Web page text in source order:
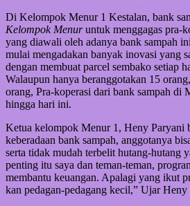
Di Kelompok Menur 1 Kestalan, bank
Kelompok Menuruntuk menggagas pra-
yang diawali oleh adanya bank sampah
mulai mengadakan banyak inovasi yang
dengan membuat parcel sembako setiap
Walaupun hanya beranggotakan 15
orang, Pra-koperasi dari bank sampah di
hingga hari ini.
Ketua kelompok Menur 1, Heny Paryani
keberadaan bank sampah, anggotanya
serta tidak mudah terbelit hutang-hutang
penting itu saya dan teman-teman,
membantu keuangan. Apalagi yang ikut
kan pedagan-pedagang kecil,” Ujar Heny